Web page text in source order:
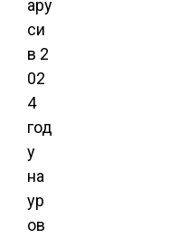
ару
си
в 2
02
4
год
у
на
ур
ов